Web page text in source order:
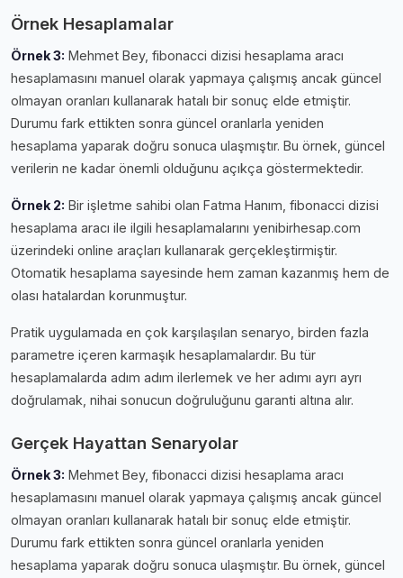
Örnek Hesaplamalar
Örnek 3: Mehmet Bey, fibonacci dizisi hesaplama aracı
hesaplamasını manuel olarak yapmaya çalışmış ancak güncel
olmayan oranları kullanarak hatalı bir sonuç elde etmiştir.
Durumu fark ettikten sonra güncel oranlarla yeniden
hesaplama yaparak doğru sonuca ulaşmıştır. Bu örnek, güncel
verilerin ne kadar önemli olduğunu açıkça göstermektedir.
Örnek 2: Bir işletme sahibi olan Fatma Hanım, fibonacci dizisi
hesaplama aracı ile ilgili hesaplamalarını yenibirhesap.com
üzerindeki online araçları kullanarak gerçekleştirmiştir.
Otomatik hesaplama sayesinde hem zaman kazanmış hem de
olası hatalardan korunmuştur.
Pratik uygulamada en çok karşılaşılan senaryo, birden fazla
parametre içeren karmaşık hesaplamalardır. Bu tür
hesaplamalarda adım adım ilerlemek ve her adımı ayrı ayrı
doğrulamak, nihai sonucun doğruluğunu garanti altına alır.
Gerçek Hayattan Senaryolar
Örnek 3: Mehmet Bey, fibonacci dizisi hesaplama aracı
hesaplamasını manuel olarak yapmaya çalışmış ancak güncel
olmayan oranları kullanarak hatalı bir sonuç elde etmiştir.
Durumu fark ettikten sonra güncel oranlarla yeniden
hesaplama yaparak doğru sonuca ulaşmıştır. Bu örnek, güncel